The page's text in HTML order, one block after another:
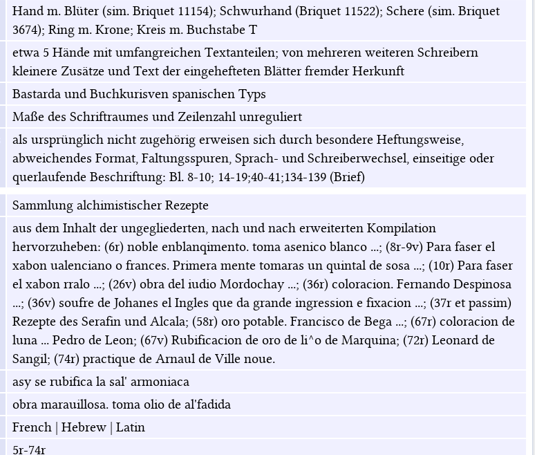
Hand m. Blüter (sim. Briquet 11154); Schwurhand (Briquet 11522); Schere (sim. Briquet
3674); Ring m. Krone; Kreis m. Buchstabe T
etwa 5 Hände mit umfangreichen Textanteilen; von mehreren weiteren Schreibern
kleinere Zusätze und Text der eingehefteten Blätter fremder Herkunft
Bastarda und Buchkurisven spanischen Typs
Maße des Schriftraumes und Zeilenzahl unreguliert
als ursprünglich nicht zugehörig erweisen sich durch besondere Heftungsweise,
abweichendes Format, Faltungsspuren, Sprach- und Schreiberwechsel, einseitige oder
querlaufende Beschriftung: Bl. 8-10; 14-19;40-41;134-139 (Brief)
Sammlung alchimistischer Rezepte
aus dem Inhalt der ungegliederten, nach und nach erweiterten Kompilation
hervorzuheben: (6r) noble enblanqimento. toma asenico blanco ...; (8r-9v) Para faser el
xabon ualenciano o frances. Primera mente tomaras un quintal de sosa ...; (10r) Para faser
el xabon rralo ...; (26v) obra del iudio Mordochay ...; (36r) coloracion. Fernando Despinosa
...; (36v) soufre de Johanes el Ingles que da grande ingression e fixacion ...; (37r et passim)
Rezepte des Serafin und Alcala; (58r) oro potable. Francisco de Bega ...; (67r) coloracion de
luna ... Pedro de Leon; (67v) Rubificacion de oro de li^o de Marquina; (72r) Leonard de
Sangil; (74r) practique de Arnaul de Ville noue.
asy se rubifica la sal' armoniaca
obra marauillosa. toma olio de al'fadida
French| Hebrew| Latin
5r-74r